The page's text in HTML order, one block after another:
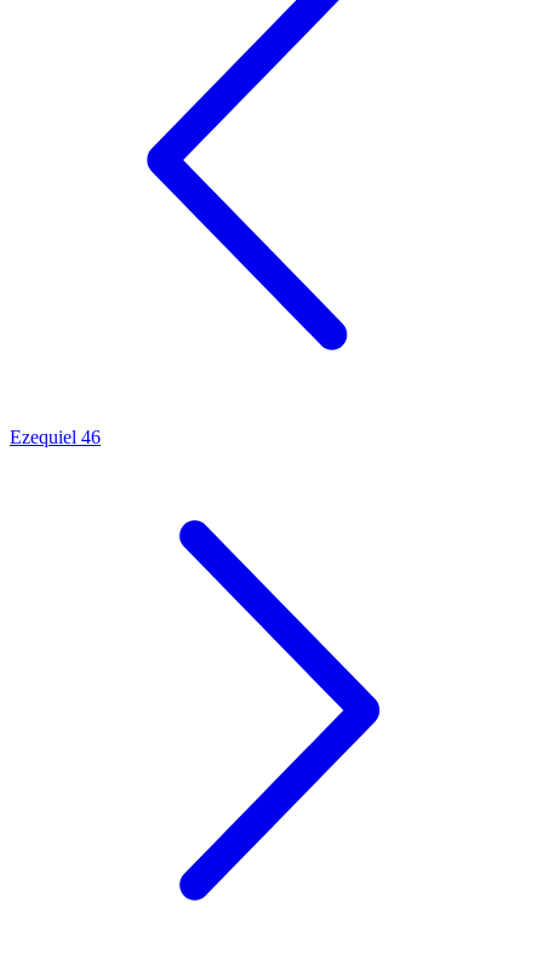
Ezequiel 46